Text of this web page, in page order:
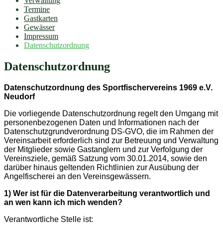
Termine
Gastkarten
Gewässer
Impressum
Datenschutzordnung
Datenschutzordnung
Datenschutzordnung des Sportfischervereins 1969 e.V.
Neudorf
Die vorliegende Datenschutzordnung regelt den Umgang mit
personenbezogenen Daten und Informationen nach der
Datenschutzgrundverordnung DS-GVO, die im Rahmen der
Vereinsarbeit erforderlich sind zur Betreuung und Verwaltung
der Mitglieder sowie Gastanglern und zur Verfolgung der
Vereinsziele, gemäß Satzung vom 30.01.2014, sowie den
darüber hinaus geltenden Richtlinien zur Ausübung der
Angelfischerei an den Vereinsgewässern.
1) Wer ist für die Datenverarbeitung verantwortlich und
an wen kann ich mich wenden?
Verantwortliche Stelle ist: